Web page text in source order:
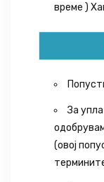
време )
За
(овој